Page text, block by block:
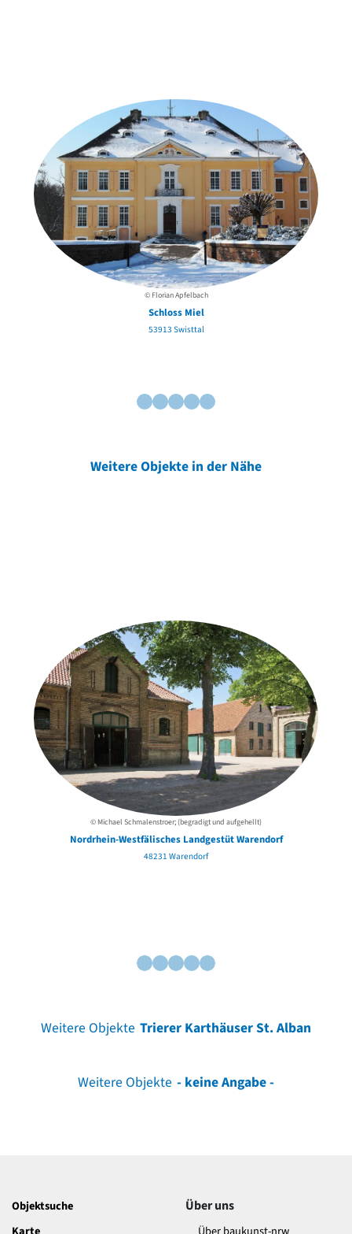
© Florian Apfelbach
Schloss Miel
53913 Swisttal
Weitere Objekte in der Nähe
© Michael Schmalenstroer; (begradigt und aufgehellt)
Nordrhein-Westfälisches Landgestüt Warendorf
48231 Warendorf
Weitere Objekte Trierer Karthäuser St. Alban
Weitere Objekte - keine Angabe -
Objektsuche
Über uns